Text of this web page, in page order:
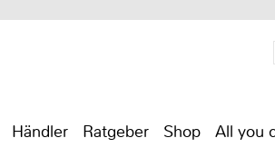
Händler Ratgeber Shop All you